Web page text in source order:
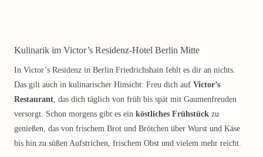
Kulinarik im Victor’s Residenz-Hotel Berlin Mitte
In Victor’s Residenz in Berlin Friedrichshain fehlt es dir an nichts.
Das gilt auch in kulinarischer Hinsicht: Freu dich auf Victor’s
Restaurant, das dich täglich von früh bis spät mit Gaumenfreuden
versorgt. Schon morgens gibt es ein köstliches Frühstück zu
genießen, das von frischem Brot und Brötchen über Wurst und Käse
bis hin zu süßen Aufstrichen, frischem Obst und vielem mehr reicht.